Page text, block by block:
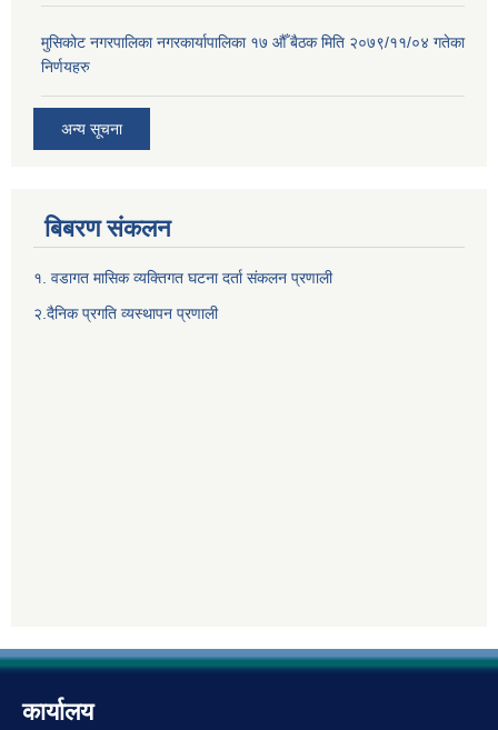
मुसिकोट नगरपालिका नगरकार्यापालिका १७ औँ बैठक मिति २०७९/११/०४ गतेका
निर्णयहरु
अन्य सूचना
बिबरण संकलन
१. वडागत मासिक व्यक्तिगत घटना दर्ता संकलन प्रणाली
२.दैनिक प्रगति व्यस्थापन प्रणाली
कार्यालय